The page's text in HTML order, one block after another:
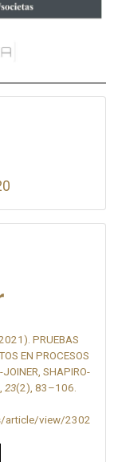
PRUEBAS
EN PROCESOS
SHAPIRO-
23(2), 83–106.
article/view/2302